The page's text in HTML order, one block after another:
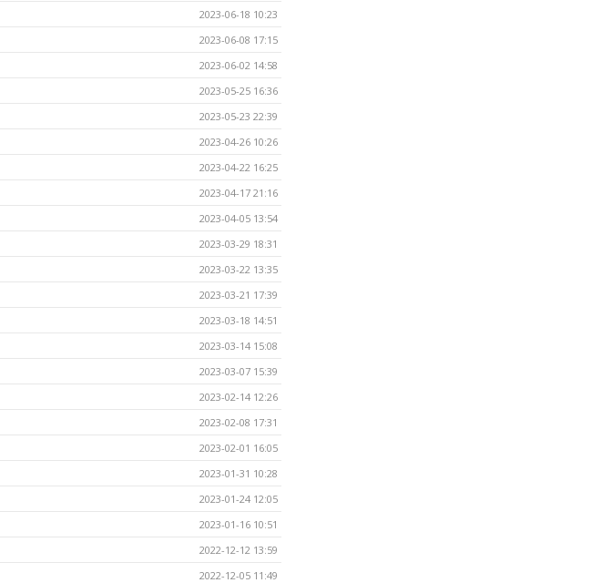
2023-06-18 10:23
2023-06-08 17:15
2023-06-02 14:58
2023-05-25 16:36
2023-05-23 22:39
2023-04-26 10:26
2023-04-22 16:25
2023-04-17 21:16
2023-04-05 13:54
2023-03-29 18:31
2023-03-22 13:35
2023-03-21 17:39
2023-03-18 14:51
2023-03-14 15:08
2023-03-07 15:39
2023-02-14 12:26
2023-02-08 17:31
2023-02-01 16:05
2023-01-31 10:28
2023-01-24 12:05
2023-01-16 10:51
2022-12-12 13:59
2022-12-05 11:49